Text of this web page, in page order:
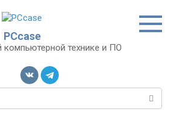
PCcase
технике и ПО